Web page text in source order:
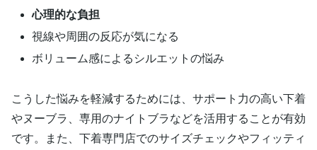
心理的な負担
視線や周囲の反応が気になる
ボリューム感によるシルエットの悩み
こうした悩みを軽減するためには、サポート力の高い下着
やヌーブラ、専用のナイトブラなどを活用することが有効
です。また、下着専門店でのサイズチェックやフィッティ